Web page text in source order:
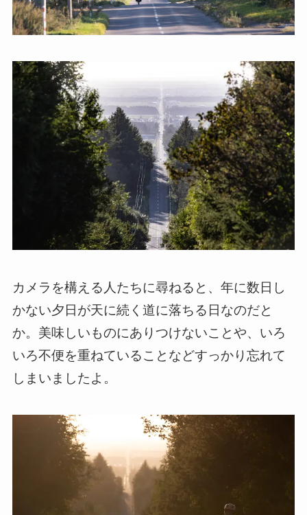
カメラを構える人たちに尋ねると、年に数日し
かない夕日が天に続く道に落ちる日なのだと
か。美味しいものにありつけないことや、いろ
いろ不便を重ねていることなどすっかり忘れて
しまいましたよ。